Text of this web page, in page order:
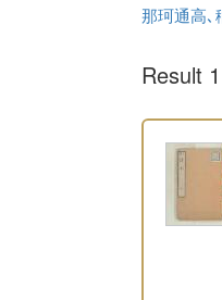
那珂通高､
Result